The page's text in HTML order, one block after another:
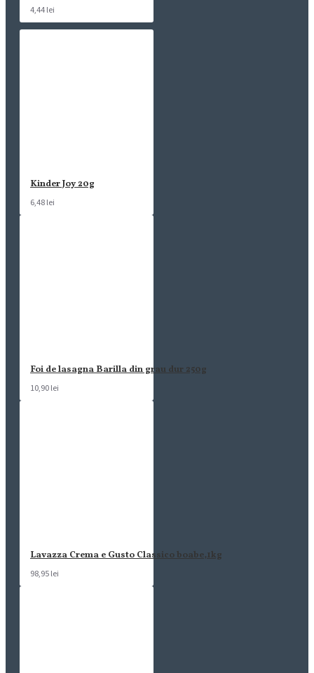
4,44 lei
Kinder Joy 20g
6,48 lei
Foi de lasagna Barilla din grau dur 250g
10,90 lei
Lavazza Crema e Gusto Classico boabe,1kg
98,95 lei